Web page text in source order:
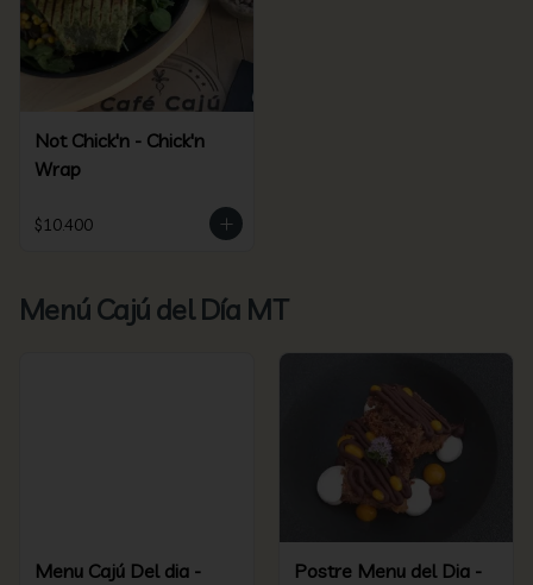
Not Chick'n - Chick'n
Wrap
$10.400
Menú Cajú del Día MT
Menu Cajú Del dia -
Postre Menu del Dia -